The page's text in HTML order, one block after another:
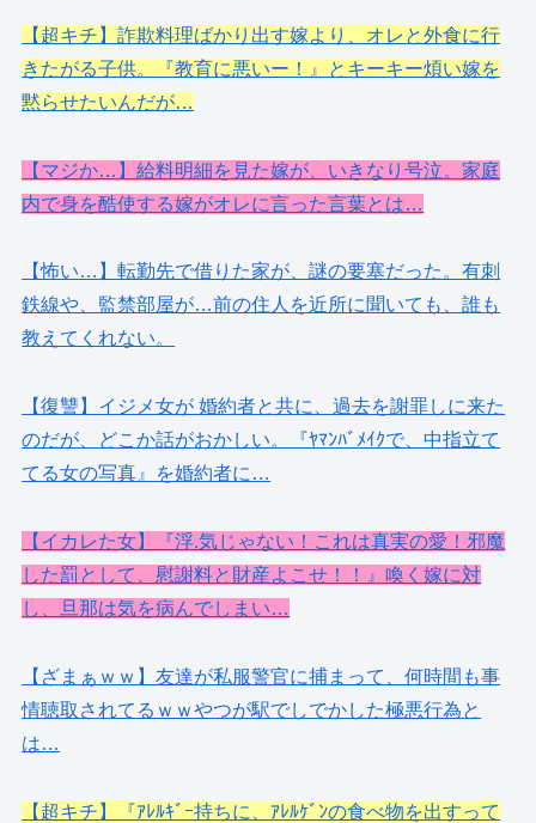
【超キチ】詐欺料理ばかり出す嫁より、オレと外食に行
きたがる子供。『教育に悪いー！』とキーキー煩い嫁を
黙らせたいんだが…
【マジか…】給料明細を見た嫁が、いきなり号泣。家庭
内で身を酷使する嫁がオレに言った言葉とは…
【怖い…】転勤先で借りた家が、謎の要塞だった。有刺
鉄線や、監禁部屋が…前の住人を近所に聞いても、誰も
教えてくれない。
【復讐】イジメ女が 婚約者と共に、過去を謝罪しに来た
のだが、どこか話がおかしい。『ﾔﾏﾝﾊﾞﾒｲｸで、中指立て
てる女の写真』を婚約者に…
【イカレた女】『浮.気じゃない！これは真実の愛！邪魔
した罰として、慰謝料と財産よこせ！！』喚く嫁に対
し、旦那は気を病んでしまい…
【ざまぁｗｗ】友達が私服警官に捕まって、何時間も事
情聴取されてるｗｗやつが駅でしでかした極悪行為と
は…
【超キチ】『ｱﾚﾙｷﾞｰ持ちに、ｱﾚﾙｹﾞﾝの食べ物を出すって